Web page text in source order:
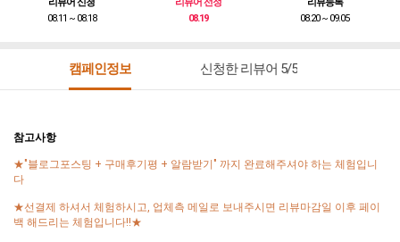
리뷰어 신청
08.11 ~ 08.18
리뷰어 선정
08.19
리뷰등록
08.20 ~ 09.05
캠페인정보 신청한 리뷰어 5/5
참고사항
★"블로그포스팅 + 구매후기평 + 알람받기" 까지 완료해주셔야 하는 체험입니
다
★선결제 하셔서 체험하시고, 업체측 메일로 보내주시면 리뷰마감일 이후 페이
백 해드리는 체험입니다!!★